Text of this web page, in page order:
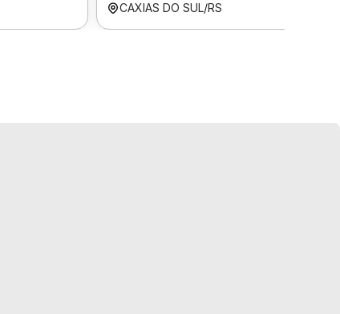
CAXIAS DO SUL/RS